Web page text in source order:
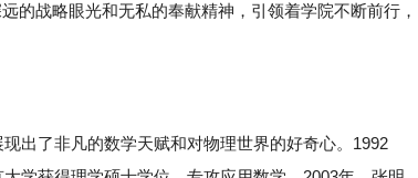
的战略眼光和无私的奉献精神，引领着学院不断前行，
出了非凡的数学天赋和对物理世界的好奇心。1992